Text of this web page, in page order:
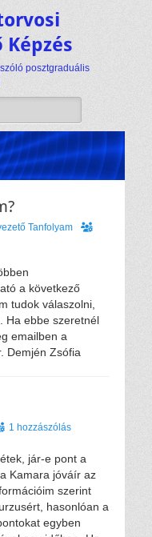
Képzés
posztgraduális
Tanfolyam
a következő
tudok válaszolni,
Ha ebbe szeretnél
emailben a
Demjén Zsófia
1 hozzászólás
jár-e pont a
Kamara jóváír az
szerint
hasonlóan a
egyben